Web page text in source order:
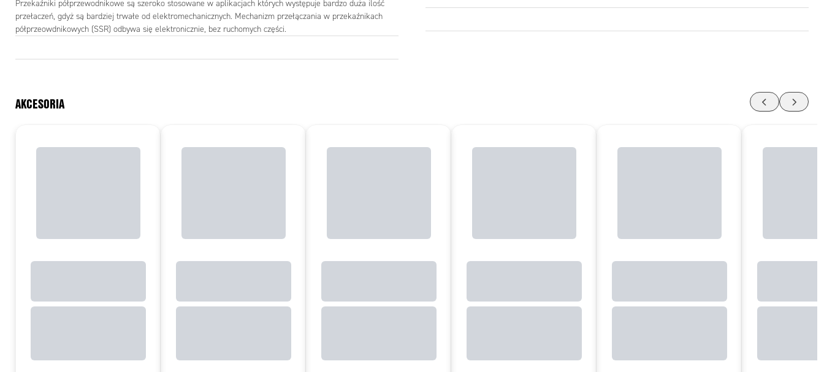
Przekaźniki półprzewodnikowe są szeroko stosowane w aplikacjach których występuje bardzo duża ilość
przełaczeń, gdyż są bardziej trwałe od elektromechanicznych. Mechanizm przełączania w przekaźnikach
półprzeowdnikowych (SSR) odbywa się elektronicznie, bez ruchomych części.
AKCESORIA